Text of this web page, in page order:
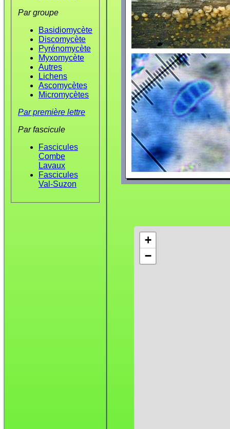
Par groupe
Basidiomycète
Discomycète
Pyrénomycète
Myxomycète
Autres
Lichens
Ascomycètes
Micromycètes
Par première lettre
Par fascicule
Fascicules
Combe
Lavaux
Fascicules
Val-Suzon
+
−